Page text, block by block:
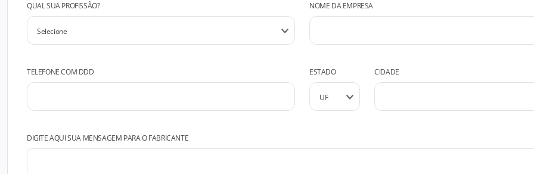
QUAL SUA PROFISSÃO? NOME DA EMPRESA
TELEFONE COM DDD ESTADO CIDADE
DIGITE AQUI SUA MENSAGEM PARA O FABRICANTE